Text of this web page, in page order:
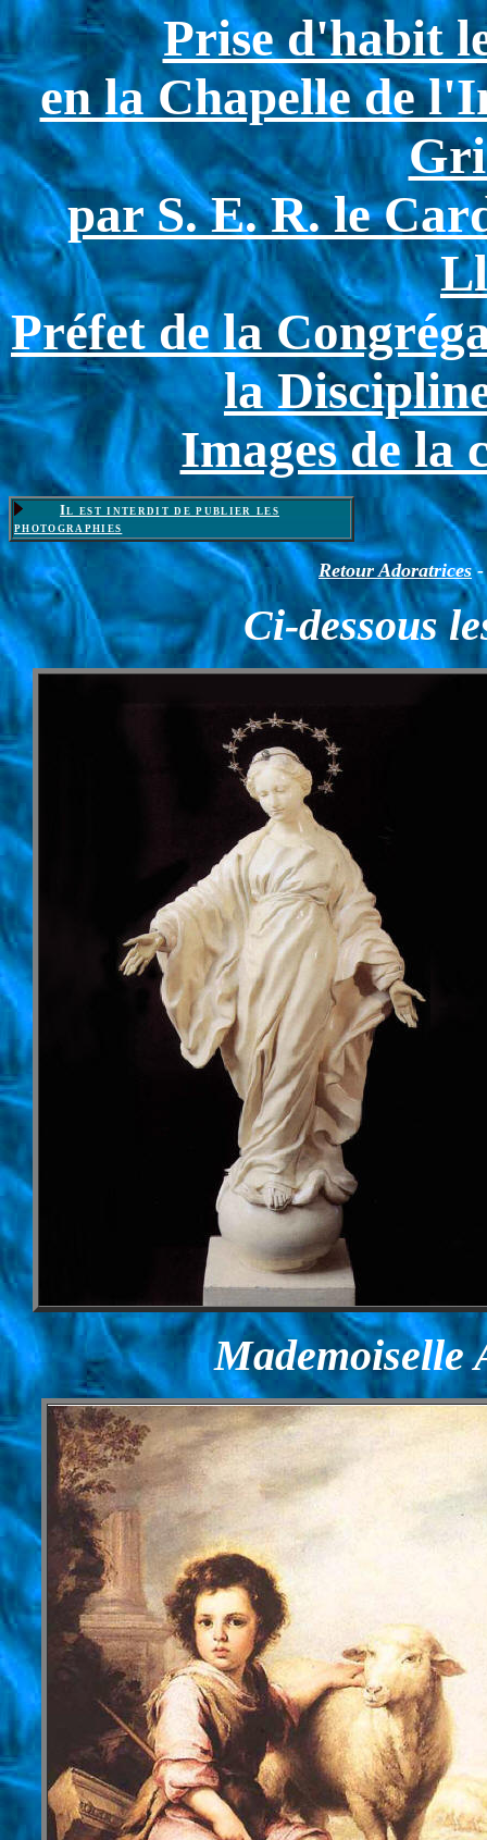
Prise d'habit
en la Chapelle de
par S. E. R. le
Préfet de la
la
Images de la
Il est interdit de publier les
photographies
Retour Adoratrices
Ci-dessous